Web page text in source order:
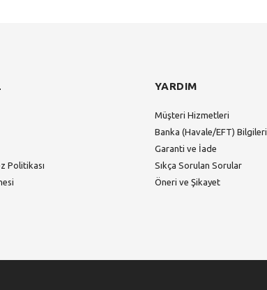
Politikası
YARDIM
Müşteri Hizmetleri
Banka (Havale/EFT) Bilgileri
Garanti ve İade
Sıkça Sorulan Sorular
Öneri ve Şikayet